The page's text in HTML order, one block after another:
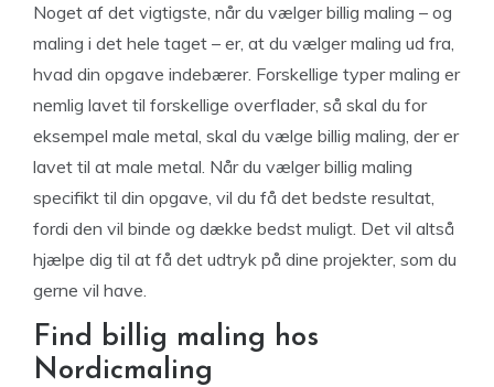
Noget af det vigtigste, når du vælger billig maling – og
maling i det hele taget – er, at du vælger maling ud fra,
hvad din opgave indebærer. Forskellige typer maling er
nemlig lavet til forskellige overflader, så skal du for
eksempel male metal, skal du vælge billig maling, der er
lavet til at male metal. Når du vælger billig maling
specifikt til din opgave, vil du få det bedste resultat,
fordi den vil binde og dække bedst muligt. Det vil altså
hjælpe dig til at få det udtryk på dine projekter, som du
gerne vil have.
Find billig maling hos
Nordicmaling